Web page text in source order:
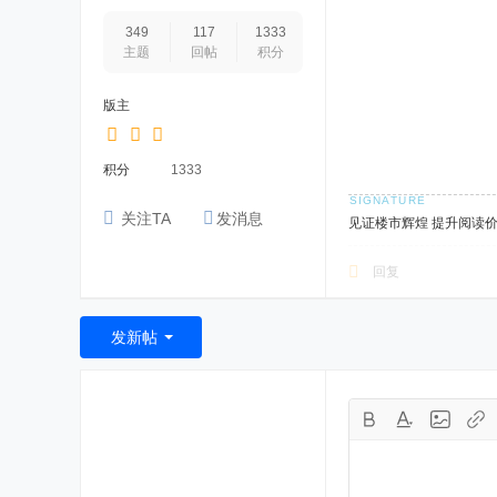
349
主题
117
回帖
1333
积分
版主
积分 1333
关注TA 发消息 见证楼市辉煌 提升阅读
回复
发新帖